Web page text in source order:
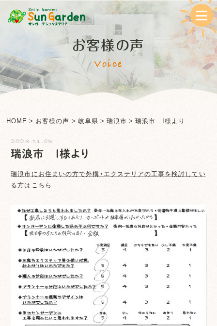
お客様の声
Voice
HOME > お客様の声 > 岐阜県 > 瑞浪市 >瑞浪市 I様より
2023.11.03
瑞浪市 I様より
瑞浪市にお住まいの方で外構・エクステリアの工事を検討してい
る方はこちら